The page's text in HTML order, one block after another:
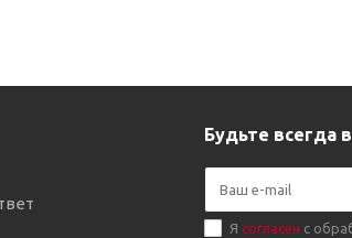
Будьте всегда
Я согласен с